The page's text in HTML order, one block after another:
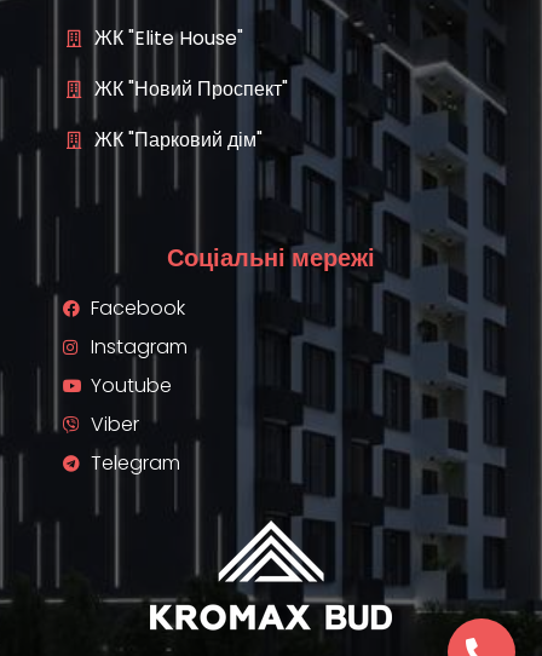
ЖК "Elite House"
ЖК "Новий Проспект"
ЖК "Парковий дім"
Соціальні мережі
Facebook
Instagram
Youtube
Viber
Telegram